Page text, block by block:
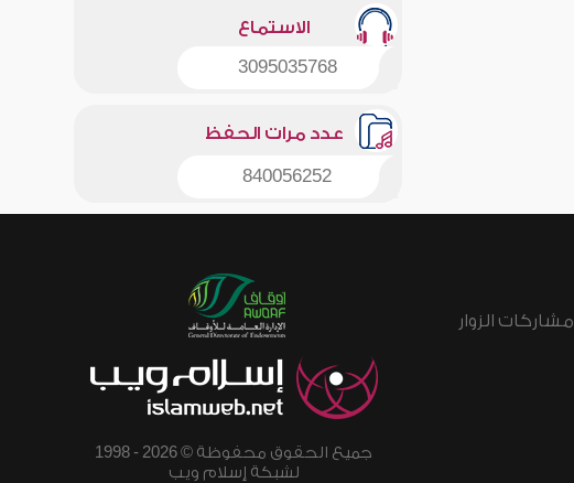
الاستماع
3095035768
عدد مرات الحفظ
840056252
مشاركات الزوار
جميع الحقوق محفوظة © 2026 - 1998
لشبكة إسلام ويب